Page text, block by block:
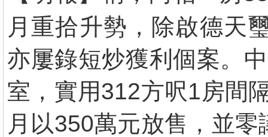
月重拾升勢，除啟德天
亦屢錄短炒獲利個案。
室，實用312方呎1房間
月以350萬元放售，並